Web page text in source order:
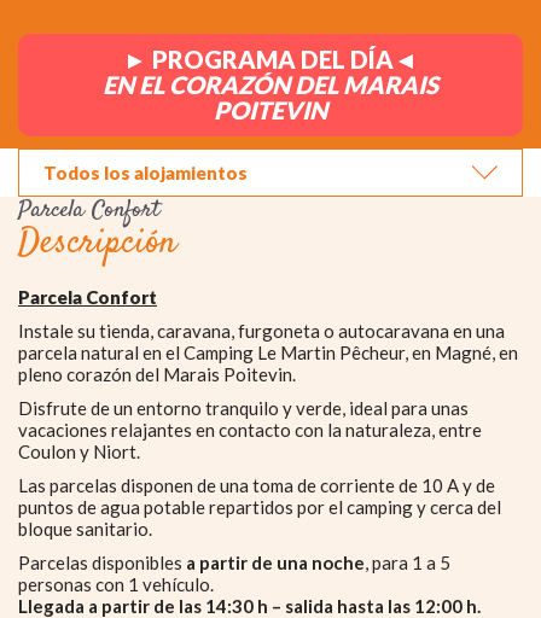
► PROGRAMA DEL DÍA◄
EN EL CORAZÓN DEL MARAIS
POITEVIN
Todos los alojamientos
Parcela Confort
Descripción
Parcela Confort
Instale su tienda, caravana, furgoneta o autocaravana en una
parcela natural en el Camping Le Martin Pêcheur, en Magné, en
pleno corazón del Marais Poitevin.
Disfrute de un entorno tranquilo y verde, ideal para unas
vacaciones relajantes en contacto con la naturaleza, entre
Coulon y Niort.
Las parcelas disponen de una toma de corriente de 10 A y de
puntos de agua potable repartidos por el camping y cerca del
bloque sanitario.
Parcelas disponibles a partir de una noche, para 1 a 5
personas con 1 vehículo.
Llegada a partir de las 14:30 h – salida hasta las 12:00 h.